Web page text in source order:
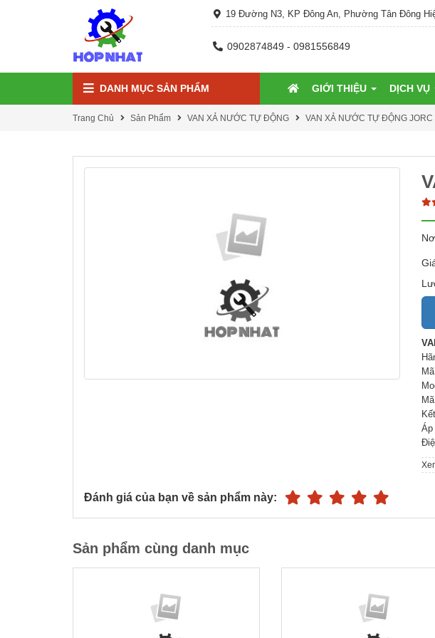
19 Đường N3, KP Đông An, Phường Tân Đông
0902874849 - 0981556849
DANH MỤC SẢN PHẨM GIỚI THIỆU DỊCH VỤ
Trang Chủ Sản Phẩm VAN XẢ NƯỚC TỰ ĐỘNG VAN XẢ NƯỚC TỰ ĐỘNG JORC
Áp
Đánh giá của bạn về sản phẩm này:
Sản phẩm cùng danh mục